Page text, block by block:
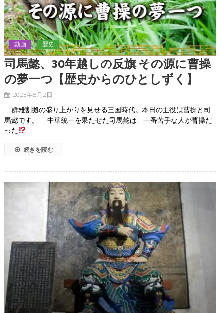
動画 歴史
司馬懿、30年越しの反旗 その源に曹操
の夢一つ【歴史からのひとしずく】
2023年8月2日
群雄割拠の盛り上がりを見せる三国時代。本日の主役は曹操と司
馬懿です。 中華統一を果たせた司馬懿は、一番苦手な人が曹操だ
った
続きを読む